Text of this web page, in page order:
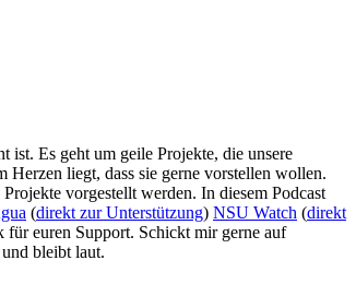
ist. Es geht um geile Projekte, die unsere
liegt, dass sie gerne vorstellen wollen.
vorgestellt werden. In diesem Podcast
(direkt zur Unterstützung) NSU Watch (direkt
für euren Support. Schickt mir gerne auf
bleibt laut.